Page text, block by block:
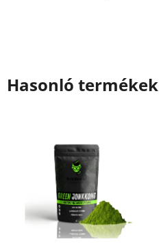
Hasonló termékek